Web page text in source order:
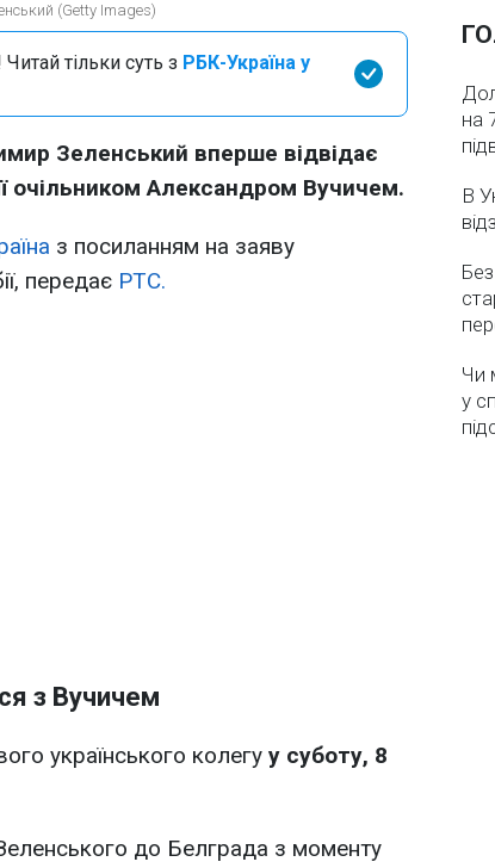
(Getty Images)
тільки суть з РБК-Україна у
Зеленський вперше відвідає
очільником Александром Вучичем.
з посиланням на заяву
передає РТС.
з Вучичем
українського колегу у суботу, 8
до Белграда з моменту
на
В
Чи
у